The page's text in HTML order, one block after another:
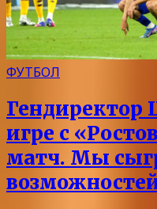
ФУТБОЛ
Гендиректор
игре с
матч. Мы